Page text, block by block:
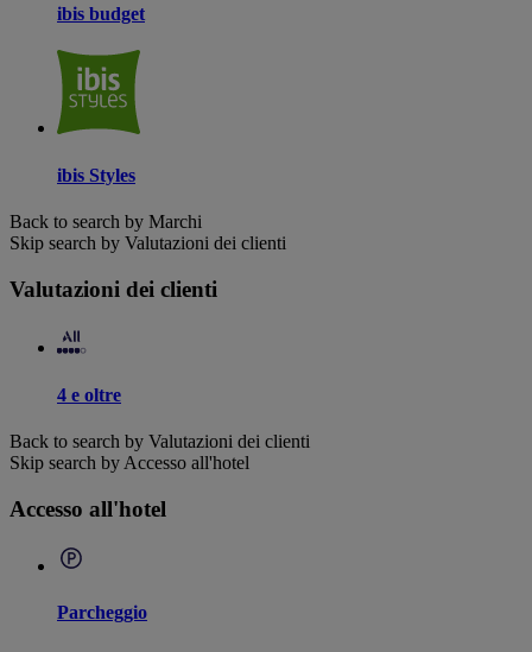
ibis budget
ibis Styles
Back to search by Marchi
Skip search by Valutazioni dei clienti
Valutazioni dei clienti
4 e oltre
Back to search by Valutazioni dei clienti
Skip search by Accesso all'hotel
Accesso all'hotel
Parcheggio